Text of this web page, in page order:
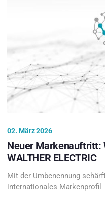
02. März 2026
Neuer Markenauftritt:
WALTHER ELECTRIC
Mit der Umbenennung
internationales Markenprofil